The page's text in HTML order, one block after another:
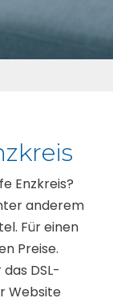
Enzkreis?
anderem
Für einen
Preise.
DSL-
Website